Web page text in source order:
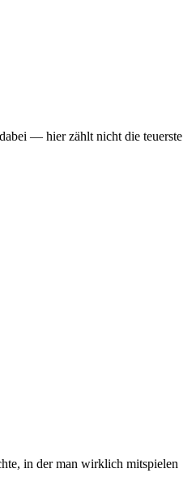
— hier zählt nicht die teuerste
in der man wirklich mitspielen